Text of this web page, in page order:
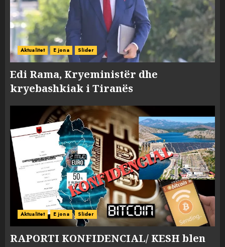
Aktualitet E jona Slider
Edi Rama, Kryeministër dhe
kryebashkiak i Tiranës
Aktualitet E jona Slider
RAPORTI KONFIDENCIAL/ KESH blen